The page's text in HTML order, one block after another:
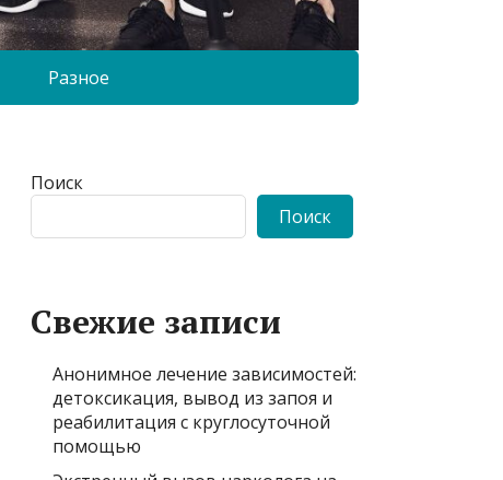
Разное
Поиск
Поиск
Свежие записи
Анонимное лечение зависимостей:
детоксикация, вывод из запоя и
реабилитация с круглосуточной
помощью